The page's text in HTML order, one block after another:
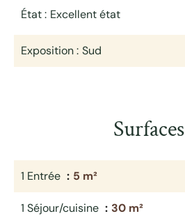
État Excellent état
Exposition Sud
Surfaces
1 Entrée 5 m²
1 Séjour/cuisine 30 m²